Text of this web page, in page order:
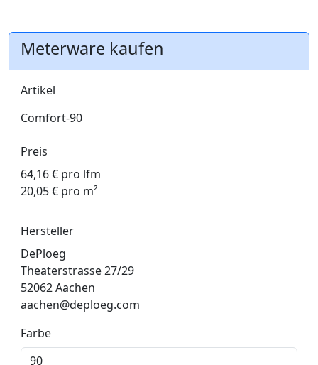
Meterware kaufen
Artikel
Comfort-90
Preis
64,16 € pro lfm
20,05 € pro m²
Hersteller
DePloeg
Theaterstrasse 27/29
52062 Aachen
aachen@deploeg.com
Farbe